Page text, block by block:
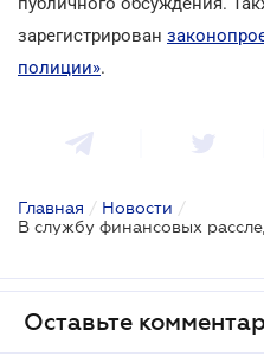
зарегистрирован
полиции».
Главная / Новости /
В службу финансовых
Оставьте